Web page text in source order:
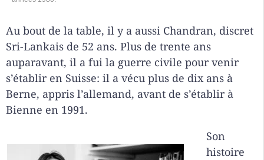
Au bout de la table, il y a aussi Chandran, discret
Sri-Lankais de 52 ans. Plus de trente ans
auparavant, il a fui la guerre civile pour venir
s’établir en Suisse: il a vécu plus de dix ans à
Berne, appris l’allemand, avant de s’établir à
Bienne en 1991.
Son
histoire